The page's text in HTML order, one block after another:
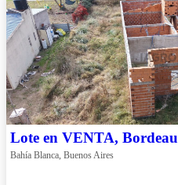
Lote en VENTA, Bordeau
Bahía Blanca, Buenos Aires